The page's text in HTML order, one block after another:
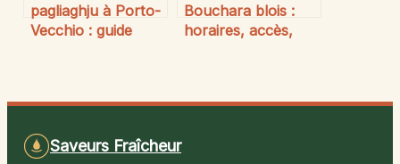
pagliaghju à Porto-
Vecchio : guide
Bouchara blois :
horaires, accès,
Saveurs Fraîcheur